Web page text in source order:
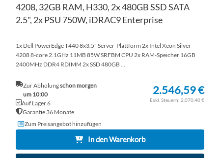
4208, 32GB RAM, H330, 2x 480GB SSD SATA
2.5", 2x PSU 750W, iDRAC9 Enterprise
1x Dell PowerEdge T440 8x3.5" Server-Plattform 2x Intel Xeon Silver
4208 8-core 2.1GHz 11MB 85W SRFBM CPU 2x RAM-Speicher 16GB
2400MHz DDR4 RDIMM 2x SSD 480GB ...
Zur Abholungschon morgen
um 10:00
Auf Lager 6
Garantie 36 Monate
2.546,59 €
2.070,40 €
Zum Preisangebot hinzufügen
In den Warenkorb